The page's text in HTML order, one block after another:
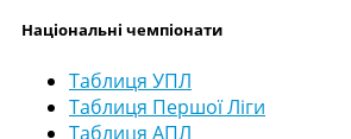
Національні чемпіонати
Таблиця УПЛ
Таблиця Першої Ліги
Таблиця АПЛ